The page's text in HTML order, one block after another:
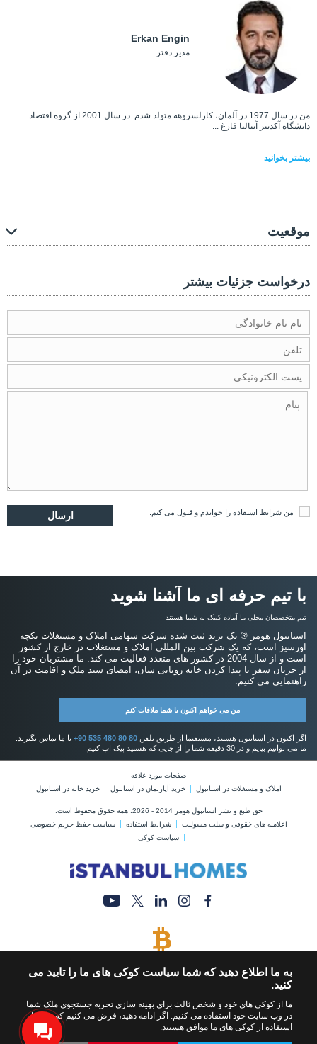
Erkan Engin
مدیر دفتر
من در سال 1977 در آلمان، کارلسروهه متولد شدم. در سال 2001 از گروه اقتصاد
دانشگاه آکدنیز آنتالیا فارغ ...
بیشتر بخوانید
موقعیت
درخواست جزئیات بیشتر
من شرایط استفاده را خواندم و قبول می کنم.
با تیم حرفه ای ما آشنا شوید
تیم متخصصان محلی ما آماده کمک به شما هستند
استانبول هومز ® یک برند ثبت شده شرکت سهامی املاک و مستغلات تکچه
اورسیز است، که یک شرکت بین المللی املاک و مستغلات در خارج از کشور
است و از سال 2004 در کشور های متعدد فعالیت می کند. ما مشتریان خود را
از جریان سفر تا پیدا کردن خانه رویایی شان، امضای سند ملک و اقامت در آن
راهنمایی می کنیم.
من می خواهم اکنون با شما ملاقات کنم
اگر اکنون در استانبول هستید، مستقیما از طریق تلفن +90 535 480 80 80 با ما تماس بگیرید.
ما می توانیم بیایم و در 30 دقیقه شما را از جایی که هستید پیک اپ کنیم.
صفحات مورد علاقه
املاک و مستغلات در استانبول
خرید آپارتمان در استانبول خرید خانه در استانبول
حق طبع و نشر استانبول هومز 2014 - 2026. همه حقوق محفوظ است.
اعلامیه های خقوقی و سلب مسولیت
شرایط استفاده
سیاست حفظ حریم خصوصی
سیاست کوکی
خرید ملک با پرداخت بیت کوین
به ما اطلاع دهید که شما سیاست کوکی های ما را تایید می
کنید.
ما از کوکی های خود و شخص ثالث برای بهینه سازی تجربه جستجوی ملک شما
در وب سایت خود استفاده می کنیم. اگر ادامه دهید، فرض می کنیم که شما با
استفاده از کوکی های ما موافق هستید.